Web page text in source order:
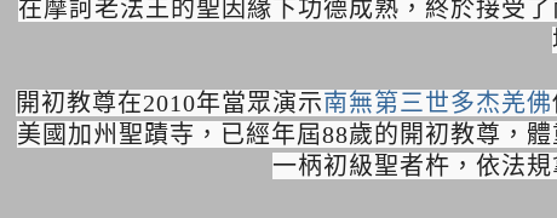
在摩訶老法王的聖因緣下功德成熟，終於接受了
開初教尊在2010年當眾演示南無第三世多杰羌佛
美國加州聖蹟寺，已經年屆88歲的開初教尊，
一柄初級聖者杵，依法